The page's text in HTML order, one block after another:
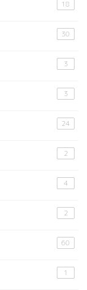
18
30
3
3
24
2
4
2
60
1